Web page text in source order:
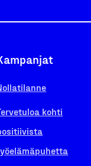
kohti